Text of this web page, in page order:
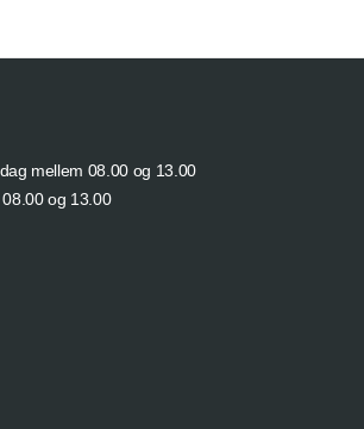
mellem 08.00 og 13.00
og 13.00